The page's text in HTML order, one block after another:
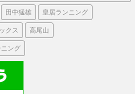
田中猛雄 皇居ランニング
クス 高尾山
ング